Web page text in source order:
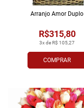
COMPRAR
3x de R$ 105,27
R$315,80
Arranjo Amor Duplo